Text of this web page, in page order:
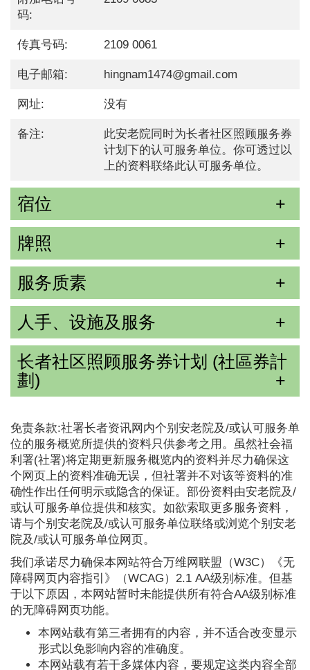
码:
传真号码: 2109 0061
电子邮箱: hingnam1474@gmail.com
网址: 没有
备注:
此安老院同时为长者社区照顾服务券
计划下的认可服务单位。你可透过以
上的资料联络此认可服务单位。
宿位
牌照
服务质素
人手、设施及服务
长者社区照顾服务券计划 (社區券計
劃)
免责条款:社署长者资讯网内个别安老院及/或认可服务单
位的服务概览所提供的资料只供参考之用。虽然社会福
利署(社署)将定期更新服务概览内的资料并尽力确保这
个网页上的资料准确无误，但社署并不对该等资料的准
确性作出任何明示或隐含的保证。部份资料由安老院及/
或认可服务单位提供和核实。如欲索取更多服务资料，
请与个别安老院及/或认可服务单位联络或浏览个别安老
院及/或认可服务单位网页。
我们承诺尽力确保本网站符合万维网联盟（W3C）《无
障碍网页内容指引》（WCAG）2.1 AA级别标准。但基
于以下原因，本网站暂时未能提供所有符合AA级别标准
的无障碍网页功能。
本网站载有第三者拥有的内容，并不适合改变显示
形式以免影响内容的准确度。
本网站载有若干多媒体内容，要规定这类内容全部